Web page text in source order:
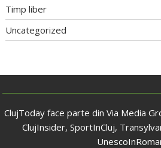
Timp liber
Uncategorized
ClujToday face parte din Via Media
ClujInsider, SportInCluj,